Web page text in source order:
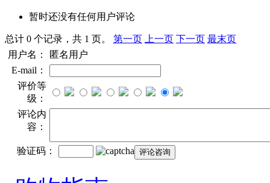
暂时还没有任何用户评论
总计 0 个记录，共 1 页。 第一页 上一页 下一页 最末页
用户名：
匿名用户
E-mail：
评价等
级：
评论内
容：
验证码：